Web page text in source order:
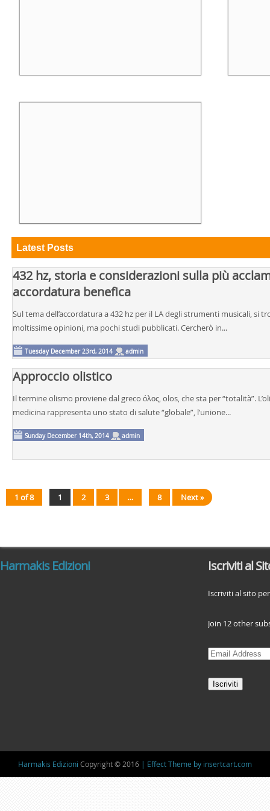
Latest Posts
432 hz, storia e considerazioni sulla più
accordatura benefica
Sul tema dell’accordatura a 432 hz per il LA degli strumenti musicali, si
moltissime opinioni, ma pochi studi pubblicati. Cercherò in...
Tuesday December 23rd, 2014 admin
Approccio olistico
Il termine olismo proviene dal greco όλος, olos, che sta per “totalità”.
medicina rappresenta uno stato di salute “globale”, l’unione...
Sunday December 14th, 2014 admin
1 of 8 1 2 3 … 8 Next »
Harmakis Edizioni Iscriviti al
Iscriviti al sito
Join 12 other
E
a
d
r
e
Harmakis Edizioni Copyright © 2016 | Effect Theme by insertcart.com